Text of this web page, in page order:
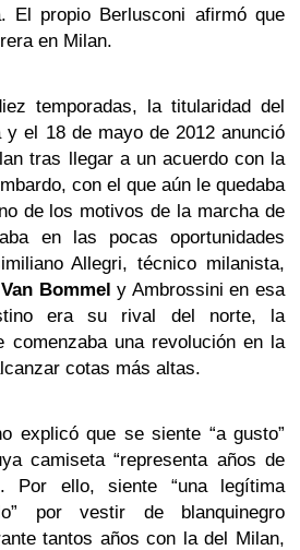
El propio Berlusconi afirmó que
en Milan.
temporadas, la titularidad del
y el 18 de mayo de 2012 anunció
tras llegar a un acuerdo con la
con el que aún le quedaba
de los motivos de la marcha de
en las pocas oportunidades
Allegri, técnico milanista,
Van Bommel y Ambrossini en esa
era su rival del norte, la
comenzaba una revolución en la
cotas más altas.
explicó que se siente “a gusto”
camiseta “representa años de
Por ello, siente “una legítima
por vestir de blanquinegro
tantos años con la del Milan,